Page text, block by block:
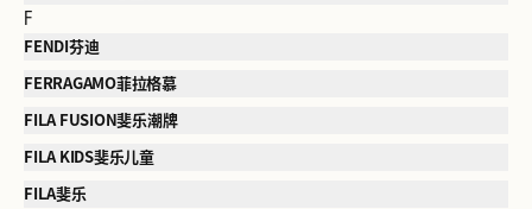
F
FENDI芬迪
FERRAGAMO菲拉格慕
FILA FUSION斐乐潮牌
FILA KIDS斐乐儿童
FILA斐乐